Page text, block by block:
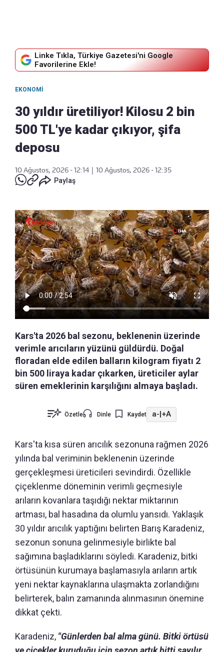
Linke Tıkla, Türkiye Gazetesi'ni Google
Favorilerine Ekle!
EKONOMI
30 yıldır üretiliyor! Kilosu 2 bin
500 TL'ye kadar çıkıyor, şifa
deposu
10 Ağustos, 2026 - 12:14
10 Ağustos, 2026 - 12:35
Paylaş
Kars'ta 2026 bal sezonu, beklenenin üzerinde
verimle arıcıların yüzünü güldürdü. Doğal
floradan elde edilen balların kilogram fiyatı 2
bin 500 liraya kadar çıkarken, üreticiler aylar
süren emeklerinin karşılığını almaya başladı.
Özetle Dinle Kaydet a-|+A
Kars'ta kısa süren arıcılık sezonuna rağmen 2026
yılında bal veriminin beklenenin üzerinde
gerçekleşmesi üreticileri sevindirdi. Özellikle
çiçeklenme döneminin verimli geçmesiyle
arıların kovanlara taşıdığı nektar miktarının
artması, bal hasadına da olumlu yansıdı. Yaklaşık
30 yıldır arıcılık yaptığını belirten Barış Karadeniz,
sezonun sonuna gelinmesiyle birlikte bal
sağımına başladıklarını söyledi. Karadeniz, bitki
örtüsünün kurumaya başlamasıyla arıların artık
yeni nektar kaynaklarına ulaşmakta zorlandığını
belirterek, balın zamanında alınmasının önemine
dikkat çekti.
Karadeniz, "Günlerden bal alma günü. Bitki örtüsü